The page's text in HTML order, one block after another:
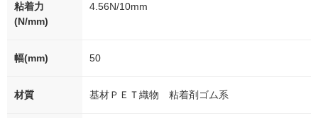
粘着力
(N/mm)
4.56N/10mm
幅(mm) 50
材質 基材ＰＥＴ織物 粘着剤ゴム系